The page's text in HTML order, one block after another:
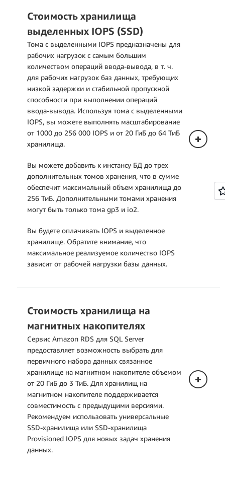
Развертывание в одной зоне
Цены, указанные ниже, относятся к
инстансам БД, развернутым в одной
зоне доступности.
Развертывание в нескольких зонах
доступности (один резервный
инстанс)
Стоимость хранилища
выделенных IOPS (SSD)
Тома с выделенными IOPS предназначены для
рабочих нагрузок с самым большим
количеством операций ввода‑вывода, в т. ч.
для рабочих нагрузок баз данных, требующих
низкой задержки и стабильной пропускной
способности при выполнении операций
ввода‑вывода. Используя тома с выделенными
IOPS, вы можете выполнять масштабирование
от 1000 до 256 000 IOPS и от 20 ГиБ до 64 ТиБ
хранилища.
Вы можете добавить к инстансу БД до трех
дополнительных томов хранения, что в сумме
обеспечит максимальный объем хранилища до
256 ТиБ. Дополнительными томами хранения
могут быть только тома gp3 и io2.
Вы будете оплачивать IOPS и выделенное
хранилище. Обратите внимание, что
максимальное реализуемое количество IOPS
зависит от рабочей нагрузки базы данных.
Развертывание в одной зоне
Развертывание в нескольких зонах
доступности (один резервный
инстанс)
Стоимость хранилища на
магнитных накопителях
Сервис Amazon RDS для SQL Server
предоставляет возможность выбрать для
первичного набора данных связанное
хранилище на магнитном накопителе объемом
от 20 ГиБ до 3 ТиБ. Для хранилищ на
магнитном накопителе поддерживается
совместимость с предыдущими версиями.
Рекомендуем использовать универсальные
SSD-хранилища или SSD-хранилища
Provisioned IOPS для новых задач хранения
данных.